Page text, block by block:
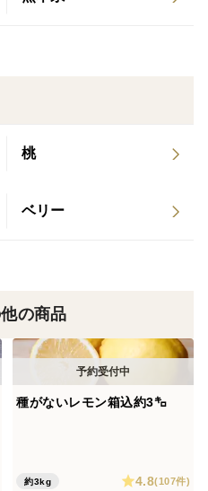
桃
ベリー
の商品
種がないレモン箱込約3㌔
約3kg 4.8(107件)